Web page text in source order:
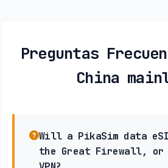
Preguntas
China
Will a PikaSim data
the Great Firewall, or